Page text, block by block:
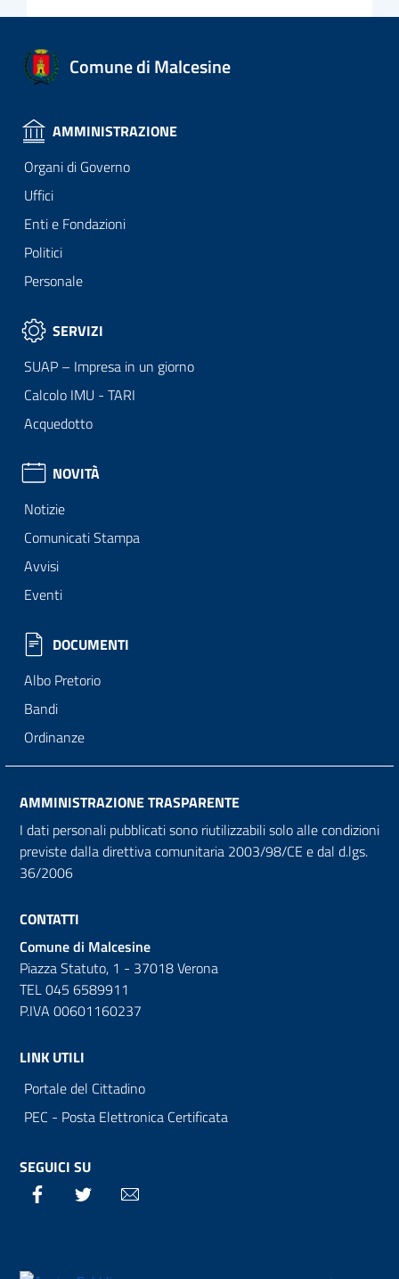
Comune di Malcesine
AMMINISTRAZIONE
Organi di Governo
Uffici
Enti e Fondazioni
Politici
Personale
SERVIZI
SUAP – Impresa in un giorno
Calcolo IMU - TARI
Acquedotto
NOVITÀ
Notizie
Comunicati Stampa
Avvisi
Eventi
DOCUMENTI
Albo Pretorio
Bandi
Ordinanze
AMMINISTRAZIONE TRASPARENTE
I dati personali pubblicati sono riutilizzabili solo alle condizioni
previste dalla direttiva comunitaria 2003/98/CE e dal d.lgs.
36/2006
CONTATTI
Comune di Malcesine
Piazza Statuto, 1 - 37018 Verona
TEL 045 6589911
P.IVA 00601160237
LINK UTILI
Portale del Cittadino
PEC - Posta Elettronica Certificata
SEGUICI SU
Facebook Twitter